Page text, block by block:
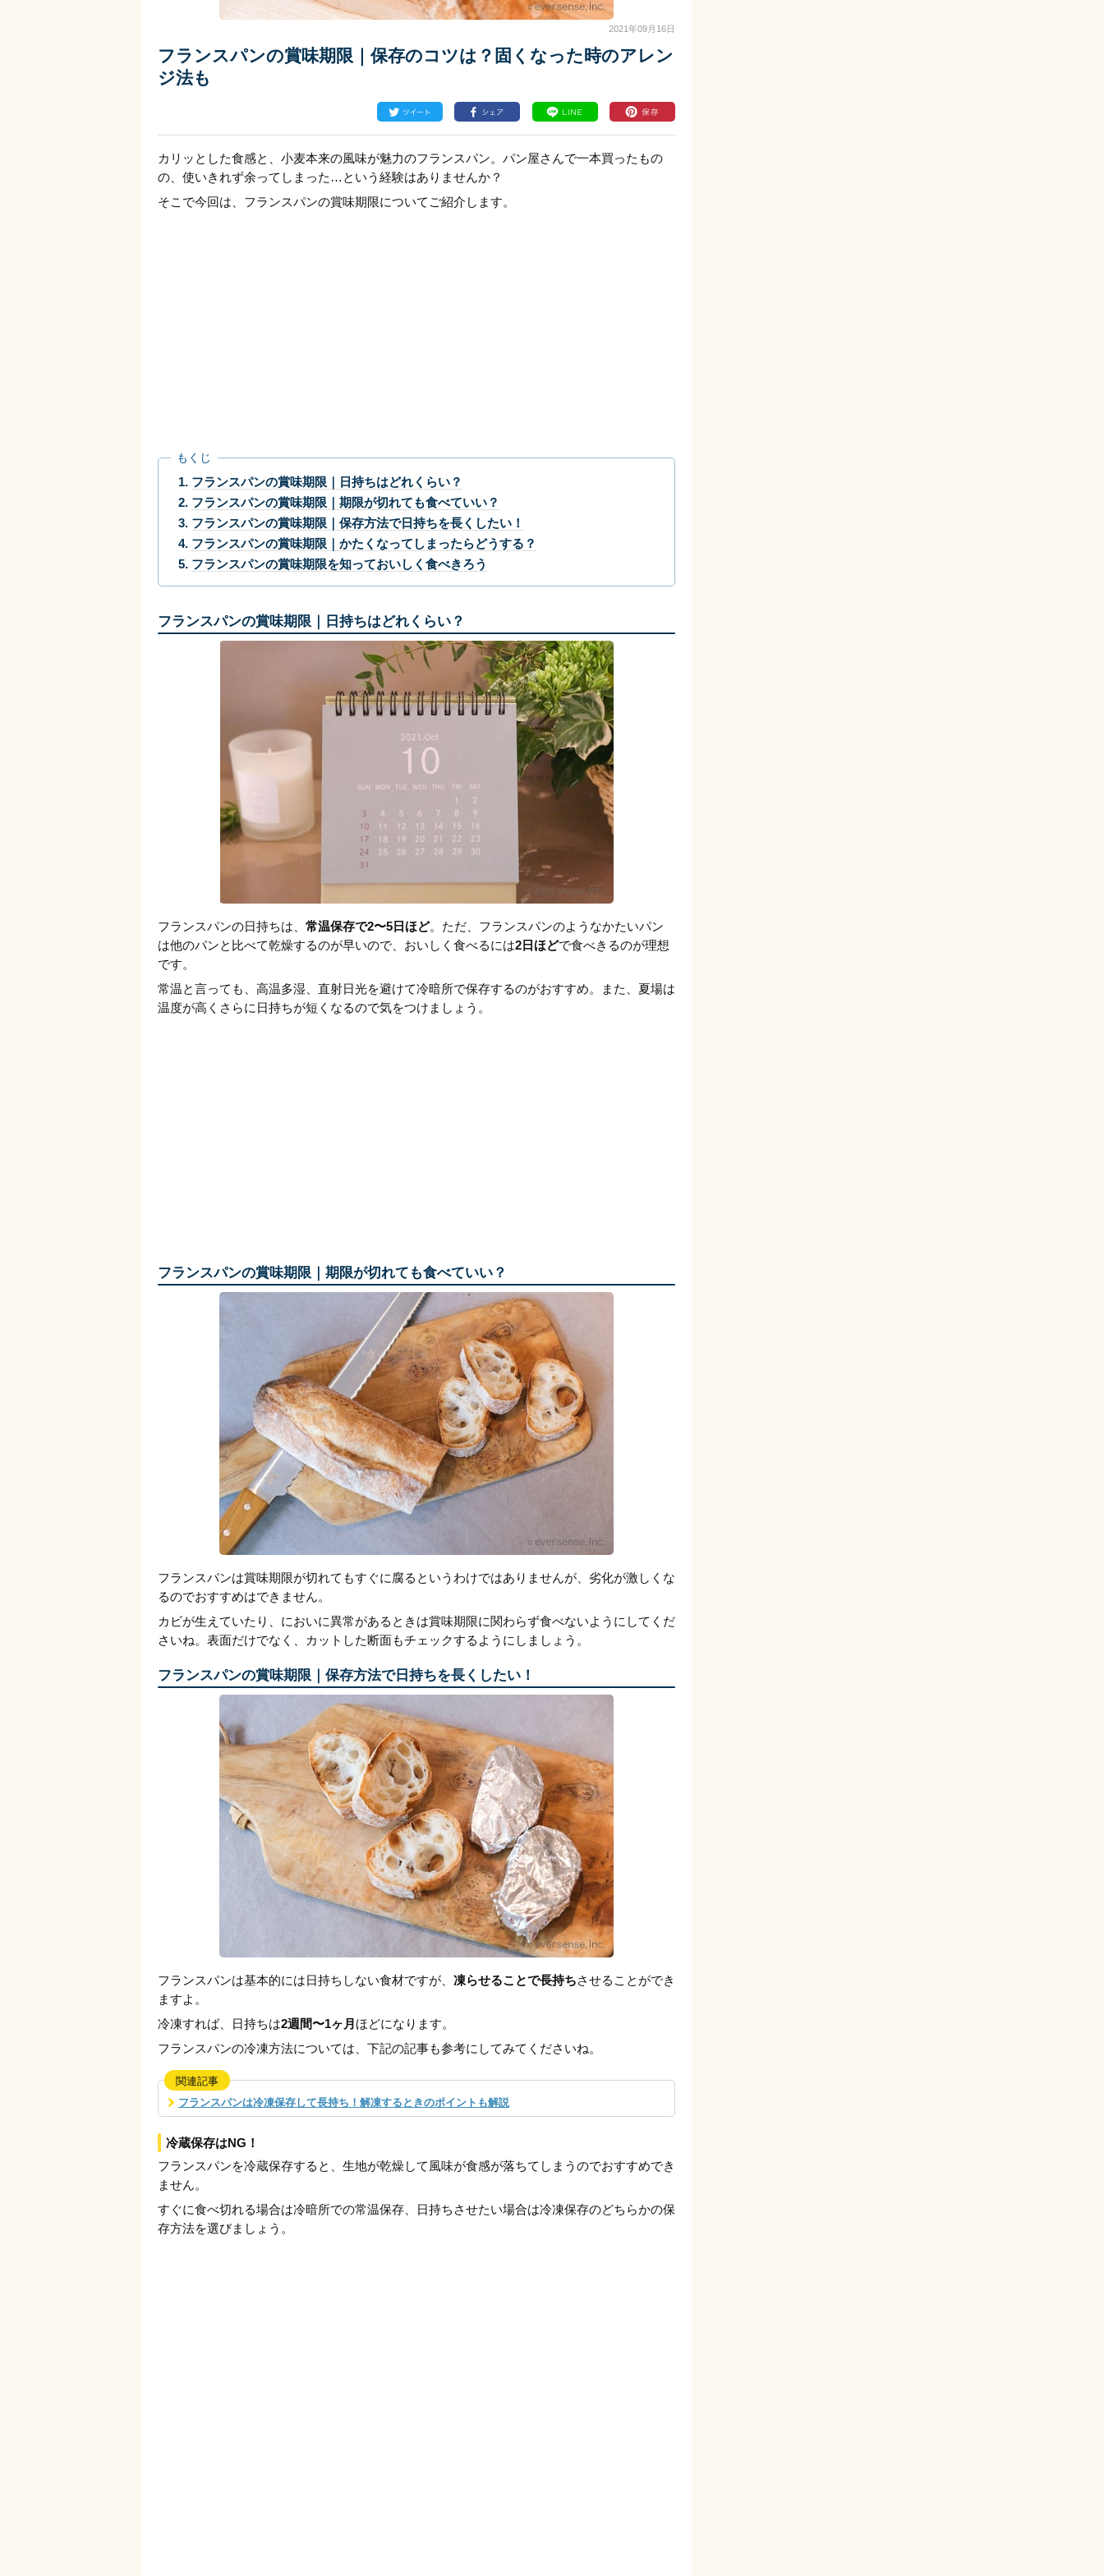
2021年09月16日
フランスパンの賞味期限｜保存のコツは？固くなった時のアレン
ジ法も
カリッとした食感と、小麦本来の風味が魅力のフランスパン。パン屋さんで一本買ったもの
の、使いきれず余ってしまった…という経験はありませんか？
そこで今回は、フランスパンの賞味期限についてご紹介します。
もくじ
フランスパンの賞味期限｜日持ちはどれくらい？
フランスパンの賞味期限｜期限が切れても食べていい？
フランスパンの賞味期限｜保存方法で日持ちを長くしたい！
フランスパンの賞味期限｜かたくなってしまったらどうする？
フランスパンの賞味期限を知っておいしく食べきろう
フランスパンの賞味期限｜日持ちはどれくらい？
フランスパンの日持ちは、 常温保存で2〜5日ほど。ただ、フランスパンのようなかたいパン
は他のパンと比べて乾燥するのが早いので、おいしく食べるには2日ほどで食べきるのが理想
です。
常温と言っても、高温多湿、直射日光を避けて冷暗所で保存するのがおすすめ。また、夏場は
温度が高くさらに日持ちが短くなるので気をつけましょう。
フランスパンの賞味期限｜期限が切れても食べていい？
フランスパンは賞味期限が切れてもすぐに腐るというわけではありませんが、劣化が激しくな
るのでおすすめはできません。
カビが生えていたり、においに異常があるときは賞味期限に関わらず食べないようにしてくだ
さいね。表面だけでなく、カットした断面もチェックするようにしましょう。
フランスパンの賞味期限｜保存方法で日持ちを長くしたい！
フランスパンは基本的には日持ちしない食材ですが、 凍らせることで長持ちさせることができ
ますよ。
冷凍すれば、日持ちは2週間〜1ヶ月 ほどになります。
フランスパンの冷凍方法については、下記の記事も参考にしてみてくださいね。
関連記事
フランスパンは冷凍保存して長持ち！解凍するときのポイントも解説
冷蔵保存はNG！
フランスパンを冷蔵保存すると、生地が乾燥して風味が食感が落ちてしまうのでおすすめでき
ません。
すぐに食べ切れる場合は冷暗所での常温保存、日持ちさせたい場合は冷凍保存のどちらかの保
存方法を選びましょう。